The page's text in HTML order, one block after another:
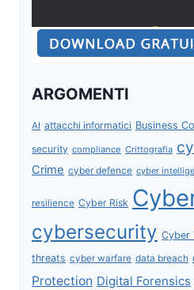
ARGOMENTI
AI attacchi informatici Business
security compliance Crittografia
Crime cyber defence cyber
resilience Cyber Risk
cybersecurity Cyber
threats cyber warfare data breach
Protection Digital Forensics